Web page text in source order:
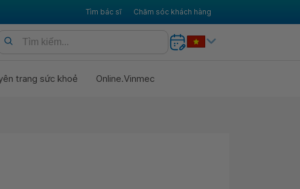
Tìm bác sĩ Chăm sóc khách hàng
trang sức khoẻ Online.Vinmec